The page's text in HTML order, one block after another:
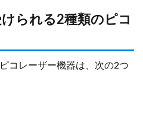
られる2種類のピコ
コレーザー機器は、次の2つ